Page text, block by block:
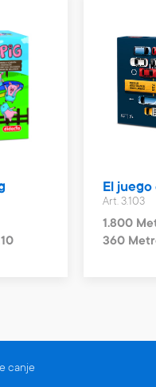
El
Art. 3.103
1.800
360
canje